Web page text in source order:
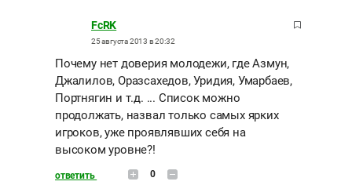
FcRK
25 августа 2013 в 20:32
Почему нет доверия молодежи, где Азмун,
Джалилов, Оразсахедов, Уридия, Умарбаев,
Портнягин и т.д. ... Список можно
продолжать, назвал только самых ярких
игроков, уже проявлявших себя на
высоком уровне?!
ответить 0